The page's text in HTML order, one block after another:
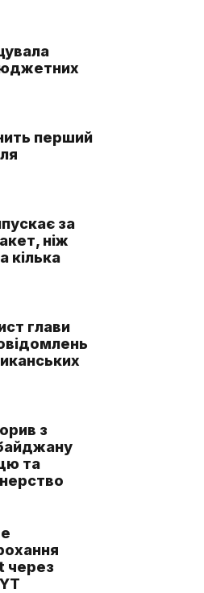
перший
за
ніж
кілька
глави
з
та
через